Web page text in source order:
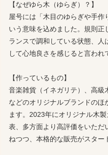
【なぜゆら木（ゆらぎ）？】
屋号には「木目のゆらぎや手作
いう意味を込めました。規則
ランスで調和している状態、
して心地良さを感じると言われ
【作っているもの】
音楽雑貨（イネガリテ）、高級
などのオリジナルブランドのほ
ます。2023年にオリジナル木
表、多方面より高評価をいた
ねつつ、本格的な販売がスター